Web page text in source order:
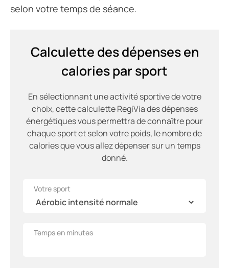
selon votre temps de séance.
Calculette des dépenses en
calories par sport
En sélectionnant une activité sportive de votre
choix, cette calculette RegiVia des dépenses
énergétiques vous permettra de connaître pour
chaque sport et selon votre poids, le nombre de
calories que vous allez dépenser sur un temps
donné.
Votre sport
Temps en minutes